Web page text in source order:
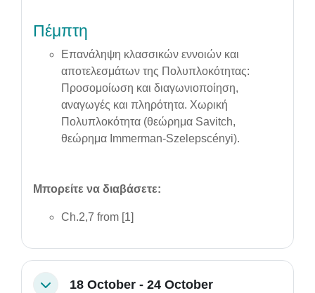
Πέμπτη
Επανάληψη κλασσικών εννοιών και
αποτελεσμάτων της Πολυπλοκότητας:
Προσομοίωση και διαγωνιοποίηση,
αναγωγές και πληρότητα. Χωρική
Πολυπλοκότητα (θεώρημα Savitch,
θεώρημα Immerman-Szelepscényi).
Μπορείτε να διαβάσετε:
Ch.2,7 from [1]
Collapse18 October - 24 October